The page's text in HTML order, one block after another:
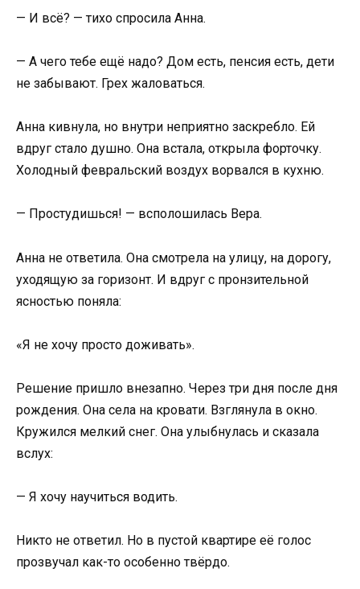
— И всё? — тихо спросила Анна.
— А чего тебе ещё надо? Дом есть, пенсия есть, дети
не забывают. Грех жаловаться.
Анна кивнула, но внутри неприятно заскребло. Ей
вдруг стало душно. Она встала, открыла форточку.
Холодный февральский воздух ворвался в кухню.
— Простудишься! — всполошилась Вера.
Анна не ответила. Она смотрела на улицу, на дорогу,
уходящую за горизонт. И вдруг с пронзительной
ясностью поняла:
«Я не хочу просто доживать».
Решение пришло внезапно. Через три дня после дня
рождения. Она села на кровати. Взглянула в окно.
Кружился мелкий снег. Она улыбнулась и сказала
вслух:
— Я хочу научиться водить.
Никто не ответил. Но в пустой квартире её голос
прозвучал как-то особенно твёрдо.